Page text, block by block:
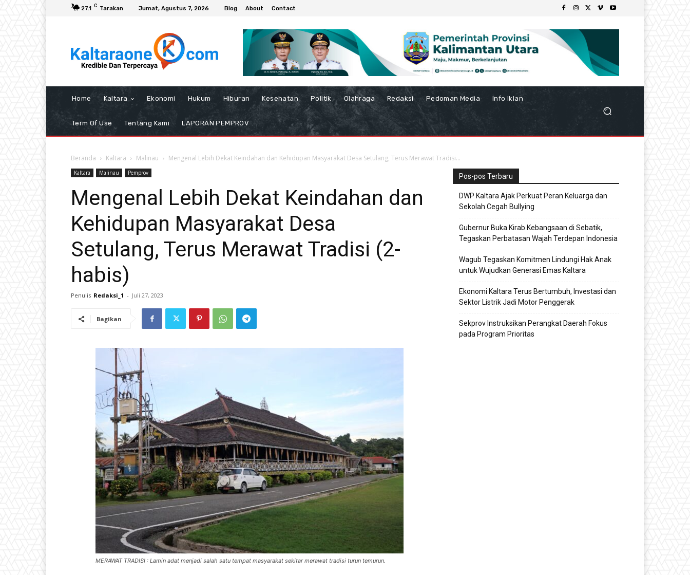
27.1 C Tarakan Jumat, Agustus 7, 2026 Blog About Contact
Home Kaltara Ekonomi Hukum Hiburan Kesehatan Politik Olahraga Redaksi Pedoman Media Info Iklan
Term Of Use Tentang Kami LAPORAN PEMPROV
Beranda Kaltara Malinau Mengenal Lebih Dekat Keindahan dan Kehidupan Masyarakat Desa Setulang, Terus Merawat Tradisi...
Kaltara Malinau Pemprov
Mengenal Lebih Dekat Keindahan dan
Kehidupan Masyarakat Desa
Setulang, Terus Merawat Tradisi (2-
habis)
Penulis Redaksi_1 - Juli 27, 2023
Bagikan
MERAWAT TRADISI : Lamin adat menjadi salah satu tempat masyarakat sekitar merawat tradisi turun temurun.
Pos-pos Terbaru
DWP Kaltara Ajak Perkuat Peran Keluarga dan
Sekolah Cegah Bullying
Gubernur Buka Kirab Kebangsaan di Sebatik,
Tegaskan Perbatasan Wajah Terdepan Indonesia
Wagub Tegaskan Komitmen Lindungi Hak Anak
untuk Wujudkan Generasi Emas Kaltara
Ekonomi Kaltara Terus Bertumbuh, Investasi dan
Sektor Listrik Jadi Motor Penggerak
Sekprov Instruksikan Perangkat Daerah Fokus
pada Program Prioritas